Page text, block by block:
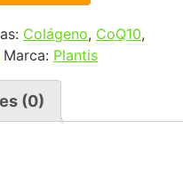
Colágeno, CoQ10,
Marca: Plantis
(0)